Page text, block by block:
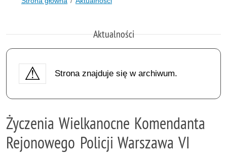
Aktualności
Strona znajduje się w archiwum.
Życzenia Wielkanocne Komendanta
Rejonowego Policji Warszawa VI